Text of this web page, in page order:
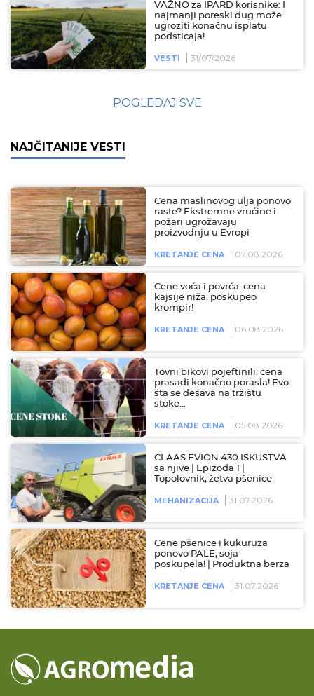
VAŽNO za IPARD korisnike: I
najmanji poreski dug može
ugroziti konačnu isplatu
podsticaja!
VESTI 31/07/2026
POGLEDAJ SVE
NAJČITANIJE VESTI
Cena maslinovog ulja ponovo
raste? Ekstremne vrućine i
požari ugrožavaju
proizvodnju u Evropi
KRETANJE CENA 07.08.2026
Cene voća i povrća: cena
kajsije niža, poskupeo
krompir!
KRETANJE CENA 06.08.2026
Tovni bikovi pojeftinili, cena
prasadi konačno porasla! Evo
šta se dešava na tržištu
stoke…
KRETANJE CENA 05.08.2026
CLAAS EVION 430 ISKUSTVA
sa njive | Epizoda 1 |
Topolovnik, žetva pšenice
MEHANIZACIJA 31.07.2026
Cene pšenice i kukuruza
ponovo PALE, soja
poskupela! | Produktna berza
KRETANJE CENA 31.07.2026